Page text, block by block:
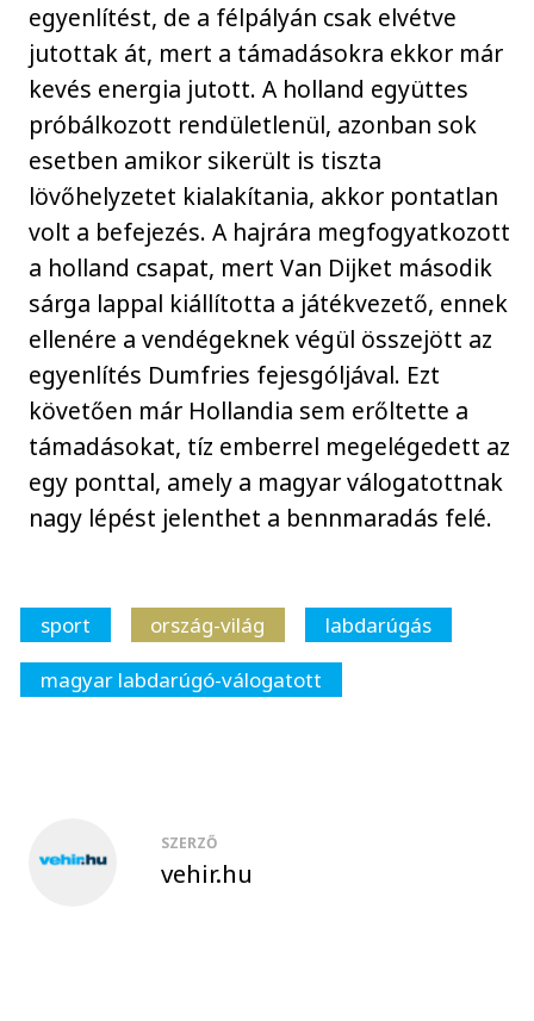
egyenlítést, de a félpályán csak elvétve
jutottak át, mert a támadásokra ekkor már
kevés energia jutott. A holland együttes
próbálkozott rendületlenül, azonban sok
esetben amikor sikerült is tiszta
lövőhelyzetet kialakítania, akkor pontatlan
volt a befejezés. A hajrára megfogyatkozott
a holland csapat, mert Van Dijket második
sárga lappal kiállította a játékvezető, ennek
ellenére a vendégeknek végül összejött az
egyenlítés Dumfries fejesgóljával. Ezt
követően már Hollandia sem erőltette a
támadásokat, tíz emberrel megelégedett az
egy ponttal, amely a magyar válogatottnak
nagy lépést jelenthet a bennmaradás felé.
sport ország-világ
labdarúgás
magyar labdarúgó-válogatott
SZERZŐ
vehir.hu